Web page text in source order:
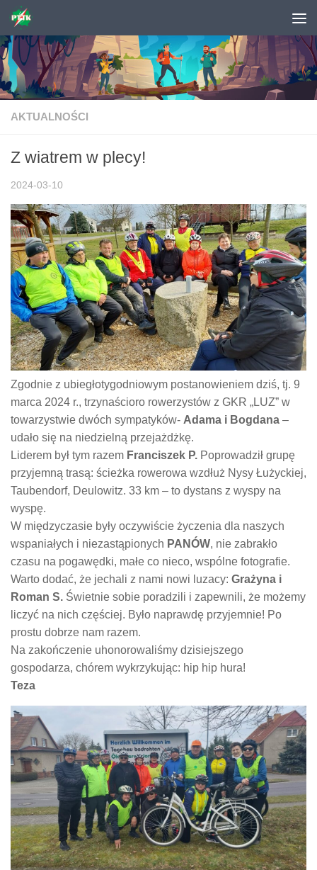
Skip to content
AKTUALNOŚCI
Z wiatrem w plecy!
2024-03-10
Zgodnie z ubiegłotygodniowym postanowieniem dziś, tj. 9
marca 2024 r., trzynaścioro rowerzystów z GKR „LUZ” w
towarzystwie dwóch sympatyków- Adama i Bogdana –
udało się na niedzielną przejażdżkę.
Liderem był tym razem Franciszek P. Poprowadził grupę
przyjemną trasą: ścieżka rowerowa wzdłuż Nysy Łużyckiej,
Taubendorf, Deulowitz. 33 km – to dystans z wyspy na
wyspę.
W międzyczasie były oczywiście życzenia dla naszych
wspaniałych i niezastąpionych PANÓW, nie zabrakło
czasu na pogawędki, małe co nieco, wspólne fotografie.
Warto dodać, że jechali z nami nowi luzacy: Grażyna i
Roman S. Świetnie sobie poradzili i zapewnili, że możemy
liczyć na nich częściej. Było naprawdę przyjemnie! Po
prostu dobrze nam razem.
Na zakończenie uhonorowaliśmy dzisiejszego
gospodarza, chórem wykrzykując: hip hip hura!
Teza